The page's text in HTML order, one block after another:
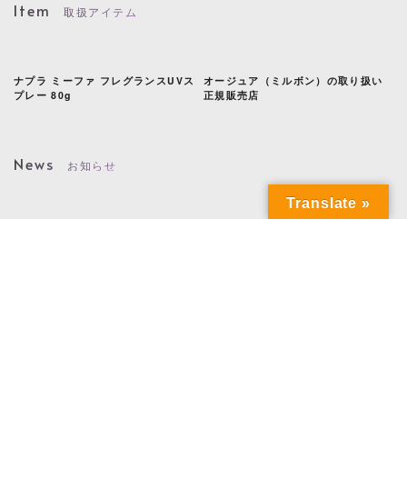
Item 取扱アイテム
ナプラ ミーファ フレグランスUVス
プレー 80g
オージュア（ミルボン）の取り扱い
正規販売店
News お知らせ
Translate »